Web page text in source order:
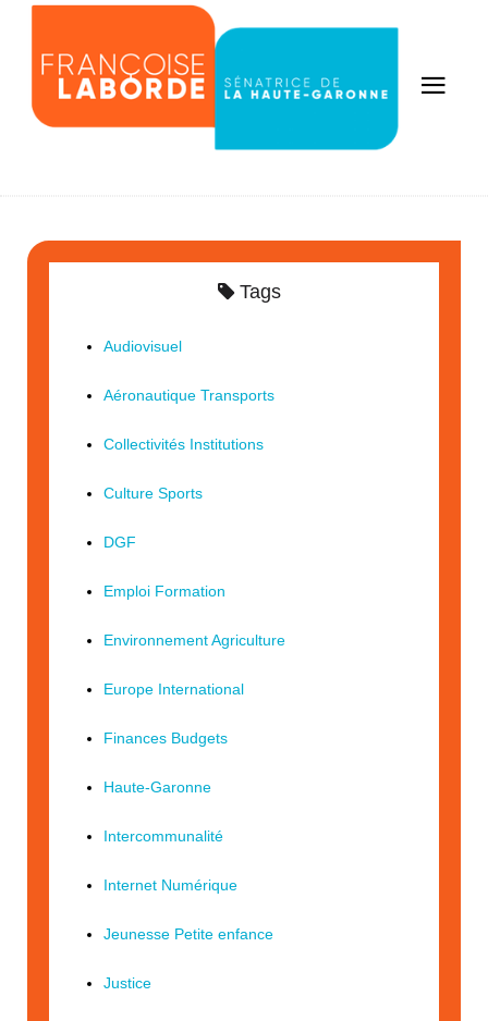
Tags
Audiovisuel
Aéronautique Transports
Collectivités Institutions
Culture Sports
DGF
Emploi Formation
Environnement Agriculture
Europe International
Finances Budgets
Haute-Garonne
Intercommunalité
Internet Numérique
Jeunesse Petite enfance
Justice